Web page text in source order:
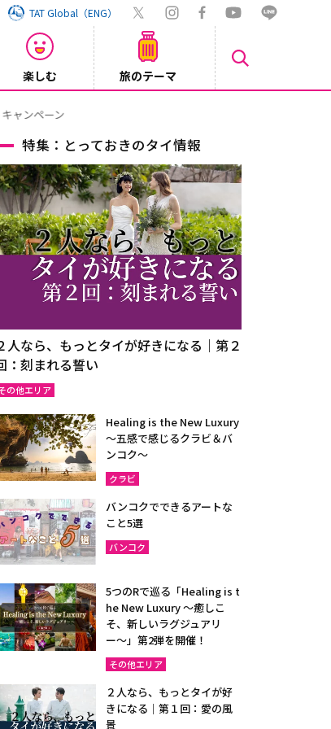
TAT Global（ENG）
楽しむ 旅のテーマ
特集：とっておきのタイ情報
人なら、もっとタイが好きになる｜第２
：刻まれる誓い
の他エリア
Healing is the New Luxury
～五感で感じるクラビ＆バ
ンコク～
クラビ
バンコクでできるアートな
こと5選
バンコク
5つのRで巡る「Healing is t
he New Luxury ～癒しこ
そ、新しいラグジュアリ
ー〜」第2弾を開催！
その他エリア
２人なら、もっとタイが好
きになる｜第１回：愛の風
景